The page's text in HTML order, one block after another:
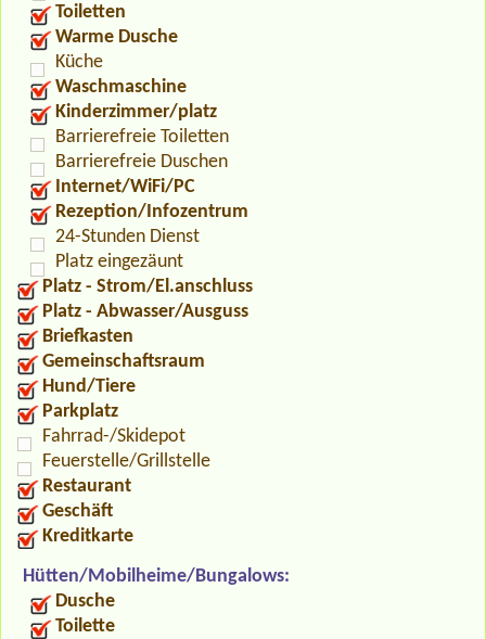
Toiletten
Warme Dusche
Küche
Waschmaschine
Kinderzimmer/platz
Barrierefreie Toiletten
Barrierefreie Duschen
Internet/WiFi/PC
Rezeption/Infozentrum
24-Stunden Dienst
Platz eingezäunt
Platz - Strom/El.anschluss
Platz - Abwasser/Ausguss
Briefkasten
Gemeinschaftsraum
Hund/Tiere
Parkplatz
Fahrrad-/Skidepot
Feuerstelle/Grillstelle
Restaurant
Geschäft
Kreditkarte
Hütten/Mobilheime/Bungalows:
Dusche
Toilette